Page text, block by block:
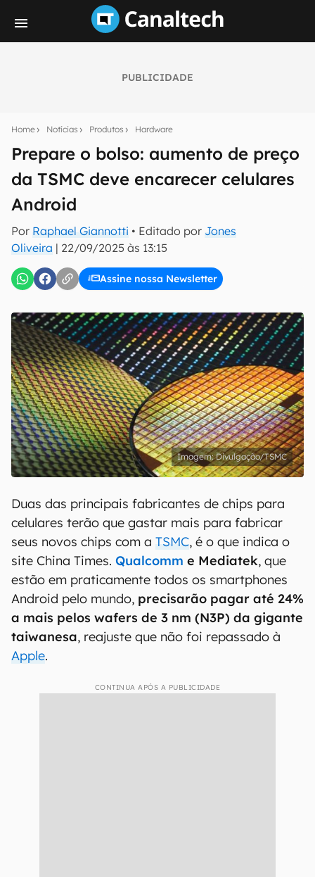
PUBLICIDADE
Home Notícias Produtos Hardware
Prepare o bolso: aumento de preço
da TSMC deve encarecer celulares
Android
Por Raphael Giannotti • Editado por Jones
Oliveira | 22/09/2025 às 13:15
Assine nossa Newsletter
notícias e reviews sobre tecnologia em primeira
E-mail
inscreva-se
Confirmo que li, aceito e concordo com os Termos de
Uso e Política de Privacidade do Canaltech.
Divulgação/TSMC
Duas das principais fabricantes de chips para
celulares terão que gastar mais para fabricar
seus novos chips com a TSMC, é o que indica o
site China Times. Qualcomm e Mediatek, que
estão em praticamente todos os smartphones
Android pelo mundo, precisarão pagar até 24%
a mais pelos wafers de 3 nm (N3P) da gigante
taiwanesa, reajuste que não foi repassado à
Apple.
CONTINUA APÓS A PUBLICIDADE